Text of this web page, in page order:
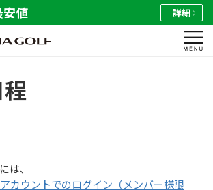
安値 詳細
は、
カウントでのログイン（メンバー様限